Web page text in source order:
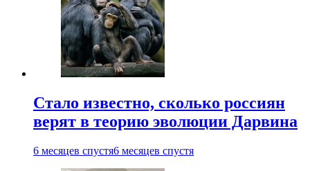
Стало известно, сколько россиян
верят в теорию эволюции Дарвина
6 месяцев спустя6 месяцев спустя